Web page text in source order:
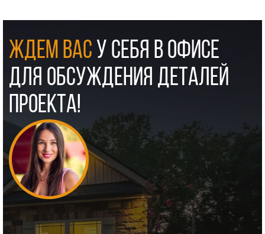
ЖДЕМ ВАС У СЕБЯ В ОФИСЕ
ДЛЯ ОБСУЖДЕНИЯ ДЕТАЛЕЙ
ПРОЕКТА!